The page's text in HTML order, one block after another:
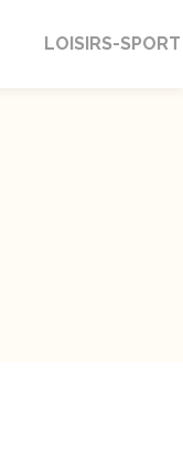
LOISIRS-SPORT